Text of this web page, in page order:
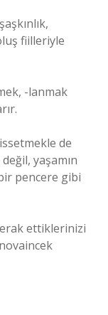
fiilleriyle
-lanmak
de
yaşamın
pencere gibi
ettiklerinizi